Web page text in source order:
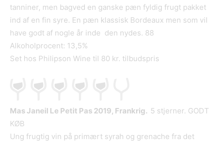
tanniner, men bagved en ganske pæn fyldig frugt pakket
ind af en fin syre. En pæn klassisk Bordeaux men som vil
have godt af nogle år inde den nydes. 88
Alkoholprocent: 13,5%
Set hos Philipson Wine til 80 kr. tilbudspris
Mas Janeil Le Petit Pas 2019, Frankrig. 5 stjerner. GODT
KØB
Ung frugtig vin på primært syrah og grenache fra det